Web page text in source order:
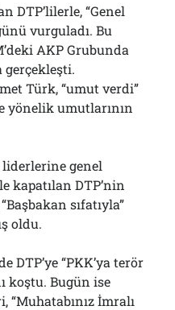
DTP’lilerle, “Genel
vurguladı. Bu
AKP Grubunda
gerçekleşti.
Türk, “umut verdi”
yönelik umutlarının
genel
kapatılan DTP’nin
sıfatıyla”
oldu.
DTP’ye “PKK’ya terör
koştu. Bugün ise
“Muhatabınız İmralı